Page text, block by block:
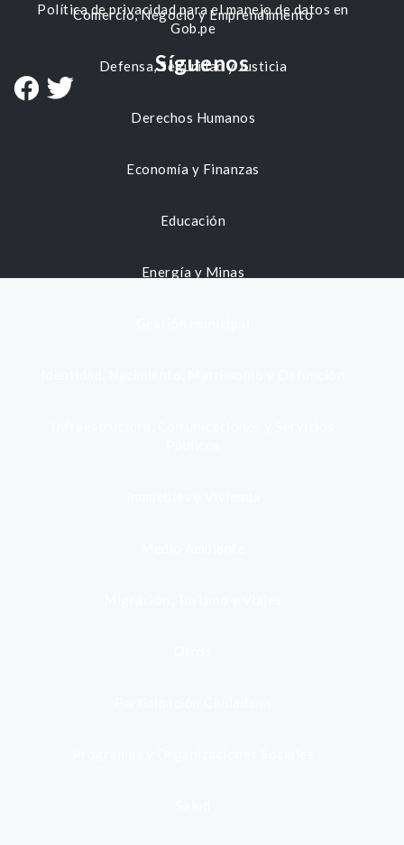
Comercio, Negocio y Emprendimiento
Defensa, Seguridad y Justicia
Derechos Humanos
Economía y Finanzas
Educación
Energía y Minas
Política de privacidad para el manejo de datos en
Gob.pe
Síguenos